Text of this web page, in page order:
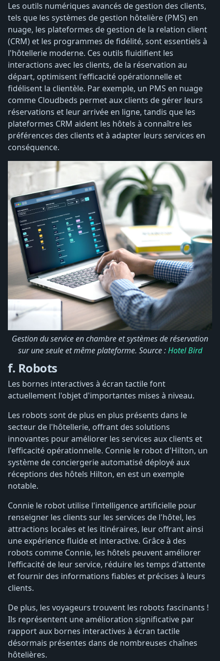
Les outils numériques avancés de gestion des clients,
tels que les systèmes de gestion hôtelière (PMS) en
nuage, les plateformes de gestion de la relation client
(CRM) et les programmes de fidélité, sont essentiels à
l'hôtellerie moderne. Ces outils fluidifient les
interactions avec les clients, de la réservation au
départ, optimisent l'efficacité opérationnelle et
fidélisent la clientèle. Par exemple, un PMS en nuage
comme Cloudbeds permet aux clients de gérer leurs
réservations et leur arrivée en ligne, tandis que les
plateformes CRM aident les hôtels à connaître les
préférences des clients et à adapter leurs services en
conséquence.
Gestion du service en chambre et systèmes de réservation
sur une seule et même plateforme. Source :Hotel Bird
f. Robots
Les bornes interactives à écran tactile font
actuellement l'objet d'importantes mises à niveau.
Les robots sont de plus en plus présents dans le
secteur de l'hôtellerie, offrant des solutions
innovantes pour améliorer les services aux clients et
l'efficacité opérationnelle. Connie le robot d'Hilton, un
système de conciergerie automatisé déployé aux
réceptions des hôtels Hilton, en est un exemple
notable.
Connie le robot utilise l'intelligence artificielle pour
renseigner les clients sur les services de l'hôtel, les
attractions locales et les itinéraires, leur offrant ainsi
une expérience fluide et interactive. Grâce à des
robots comme Connie, les hôtels peuvent améliorer
l'efficacité de leur service, réduire les temps d'attente
et fournir des informations fiables et précises à leurs
clients.
De plus, les voyageurs trouvent les robots fascinants !
Ils représentent une amélioration significative par
rapport aux bornes interactives à écran tactile
désormais présentes dans de nombreuses chaînes
hôtelières.